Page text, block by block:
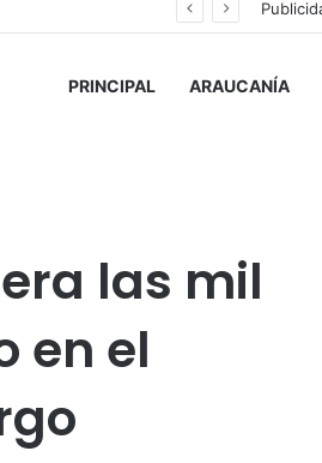
PRINCIPAL ARAUCANÍA
las mil
en el